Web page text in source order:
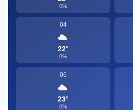
0%
04
22°
0%
06
23°
0%